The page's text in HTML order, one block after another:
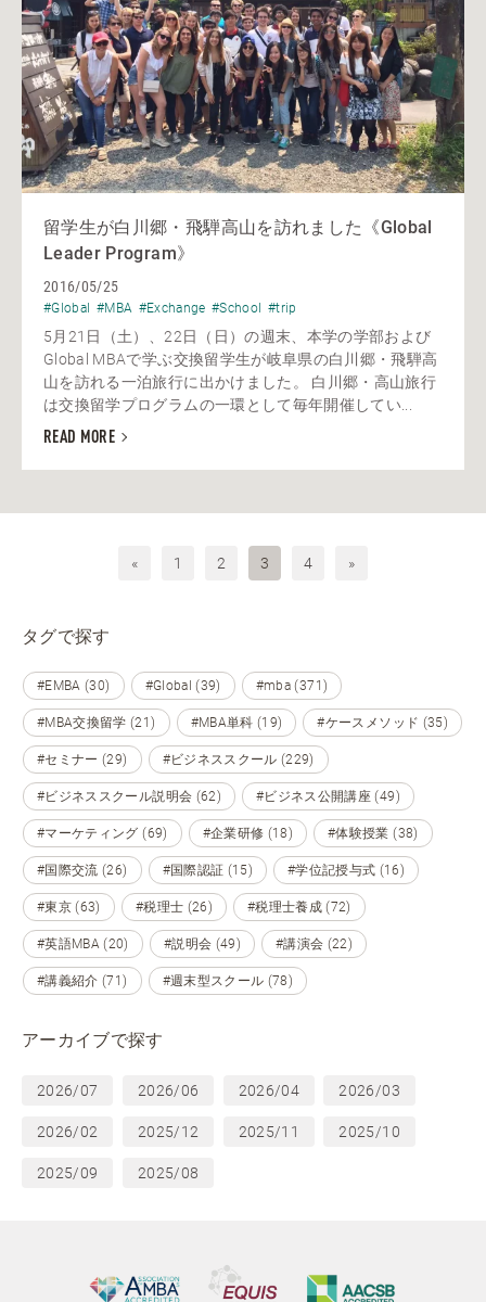
留学生が白川郷・飛騨高山を訪れました《Global
Leader Program》
2016/05/25
#Global #MBA #Exchange #School #trip
5月21日（土）、22日（日）の週末、本学の学部および
Global MBAで学ぶ交換留学生が岐阜県の白川郷・飛騨高
山を訪れる一泊旅行に出かけました。 白川郷・高山旅行
は交換留学プログラムの一環として毎年開催してい...
READ MORE
« 1 2 3 4 »
タグで探す
#EMBA (30) #Global (39) #mba (371)
#MBA交換留学 (21) #MBA単科 (19) #ケースメソッド (35)
#セミナー (29) #ビジネススクール (229)
#ビジネススクール説明会 (62) #ビジネス公開講座 (49)
#マーケティング (69) #企業研修 (18) #体験授業 (38)
#国際交流 (26) #国際認証 (15) #学位記授与式 (16)
#東京 (63) #税理士 (26) #税理士養成 (72)
#英語MBA (20) #説明会 (49) #講演会 (22)
#講義紹介 (71) #週末型スクール (78)
アーカイブで探す
2026/07 2026/06 2026/04 2026/03
2026/02 2025/12 2025/11 2025/10
2025/09 2025/08